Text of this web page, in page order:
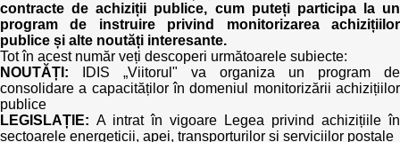
contracte de achiziții publice, cum puteți participa la un
program de instruire privind monitorizarea achizițiilor
publice și alte noutăți interesante.
Tot în acest număr veți descoperi următoarele subiecte:
NOUTĂȚI:
IDIS „Viitorul" va organiza un program de
consolidare a capacităților în domeniul monitorizării achizițiilor
publice
LEGISLAȚIE: A intrat în vigoare Legea privind achizițiile în
sectoarele energeticii, apei, transporturilor și serviciilor poștale